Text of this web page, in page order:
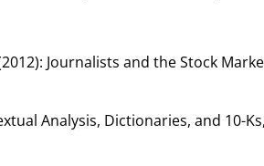
Journalists and the Stock
Analysis, Dictionaries, and 10-